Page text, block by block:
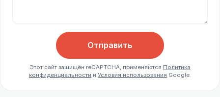
Отправить
Этот сайт защищён reCAPTCHA, применяются Политика
конфиденциальности и Условия использования Google.